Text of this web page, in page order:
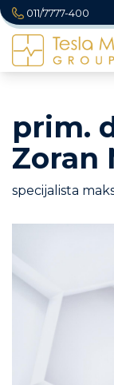
011/7777-400
prim.
Zoran
specijalista